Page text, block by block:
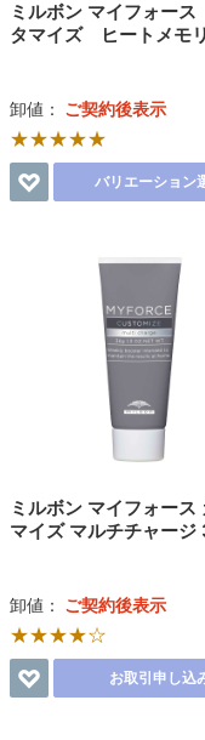
ミルボン マイフォー
タマイズ ヒートメモ
卸値： ご契約後表示
★★★★★
バリエーション
ミルボン マイフォース
マイズ マルチチャージ
卸値： ご契約後表示
★★★★☆
お取引申し込